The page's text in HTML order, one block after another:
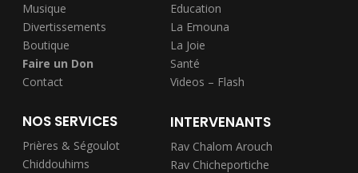
Musique
Divertissements
Boutique
Faire un Don
Contact
Education
La Emouna
La Joie
Santé
Videos – Flash
NOS SERVICES
Prières & Ségoulot
Chiddouhims
INTERVENANTS
Rav Chalom Arouch
Rav Chicheportiche